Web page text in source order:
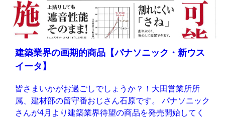
建築業界の画期的商品【パナソニック・新ウス
イータ】
皆さまいかがお過ごしでしょうか？！大田営業所所
属、建材部の留守番おじさん石原です。 パナソニック
さんが4月より建築業界待望の商品を発売開始してく